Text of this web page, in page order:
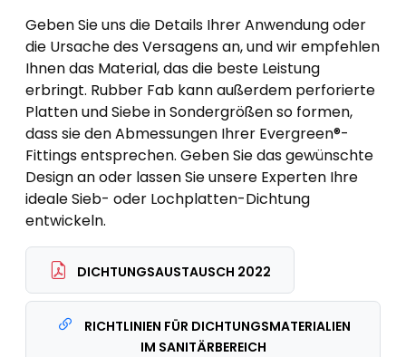
Geben Sie uns die Details Ihrer Anwendung oder
die Ursache des Versagens an, und wir empfehlen
Ihnen das Material, das die beste Leistung
erbringt. Rubber Fab kann außerdem perforierte
Platten und Siebe in Sondergrößen so formen,
dass sie den Abmessungen Ihrer Evergreen®-
Fittings entsprechen. Geben Sie das gewünschte
Design an oder lassen Sie unsere Experten Ihre
ideale Sieb- oder Lochplatten-Dichtung
entwickeln.
DICHTUNGSAUSTAUSCH 2022
RICHTLINIEN FÜR DICHTUNGSMATERIALIEN
IM SANITÄRBEREICH